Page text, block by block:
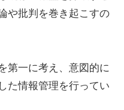
や批判を巻き起こすの
第一に考え、意図的に
た情報管理を行ってい